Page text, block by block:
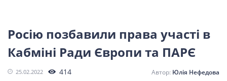
Росію позбавили права участі в
Кабміні Ради Європи та ПАРЄ
25.02.2022 414 Юлія Нефедова